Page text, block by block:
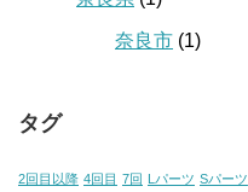
奈良市 (1)
タグ
2回目以降 4回目 7回 Lパーツ Sパーツ